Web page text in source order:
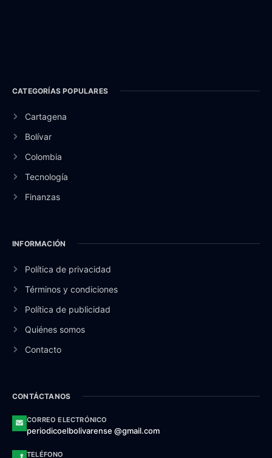
CATEGORÍAS POPULARES
Cartagena
Bolívar
Colombia
Tecnología
Finanzas
INFORMACIÓN
Política de privacidad
Términos y condiciones
Política de publicidad
Quiénes somos
Contacto
CONTÁCTANOS
CORREO ELECTRÓNICO
periodicoelbolivarense @gmail.com
TELÉFONO